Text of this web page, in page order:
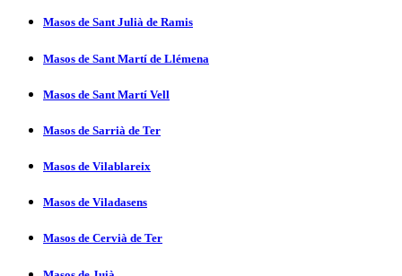
Masos de Sant Julià de Ramis
Masos de Sant Martí­ de Llémena
Masos de Sant Martí­ Vell
Masos de Sarrià de Ter
Masos de Vilablareix
Masos de Viladasens
Masos de Cervià de Ter